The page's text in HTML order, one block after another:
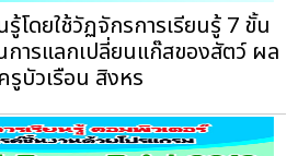
โดยใช้วัฏจักรการเรียนรู้ 7 ขั้น
นการแลกเปลี่ยนแก๊สของสัตว์ ผล
รูบัวเรือน สิงหร